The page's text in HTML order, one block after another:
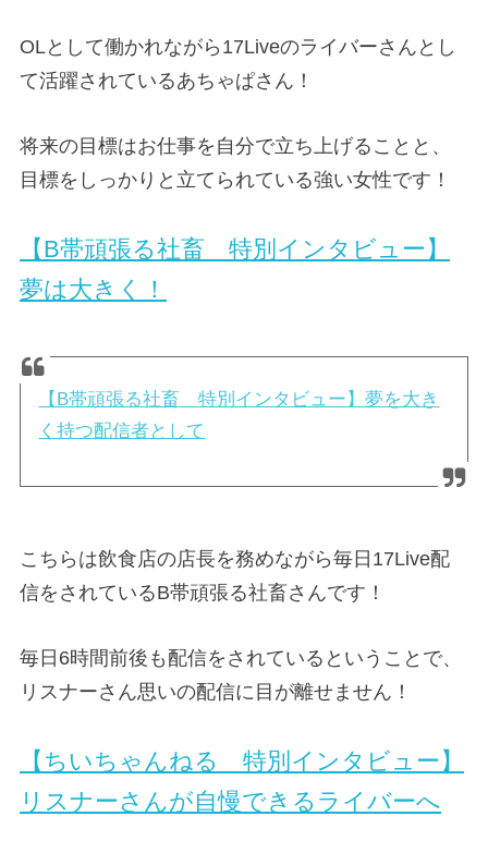
OLとして働かれながら17Liveのライバーさんとし
て活躍されているあちゃぱさん！
将来の目標はお仕事を自分で立ち上げることと、
目標をしっかりと立てられている強い女性です！
【B帯頑張る社畜 特別インタビュー】
夢は大きく！
【B帯頑張る社畜 特別インタビュー】夢を大き
く持つ配信者として
こちらは飲食店の店長を務めながら毎日17Live配
信をされているB帯頑張る社畜さんです！
毎日6時間前後も配信をされているということで、
リスナーさん思いの配信に目が離せません！
【ちいちゃんねる 特別インタビュー】
リスナーさんが自慢できるライバーへ